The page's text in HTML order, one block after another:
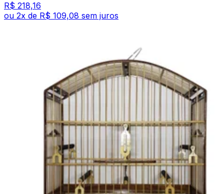
R$ 218,16
ou 2x de R$ 109,08 sem juros